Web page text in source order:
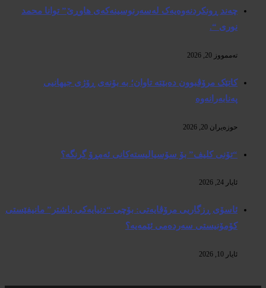
چەند ڕونکردنەوەیەک لەسەرنوسینەکەی هاوڕێ” توانا محمد
نوری “.
تەممووز 20, 2026
کاتێک مرۆڤبوون دەبێتە تاوان؛ بە بۆنەی ڕۆژی جیهانیی
پەنابەرانەوە
حوزه‌یران 20, 2026
“تۆنی کلیف” بۆ سۆسیالیستەکانی ئەمڕۆ گرنگە؟
ئایار 24, 2026
ئاسۆی ڕزگاریی مرۆڤایەتی: بۆچی “دنیایەکی باشتر” مانیفێستی
کۆمۆنیستی سەردەمی ئێمەیە؟
ئایار 10, 2026